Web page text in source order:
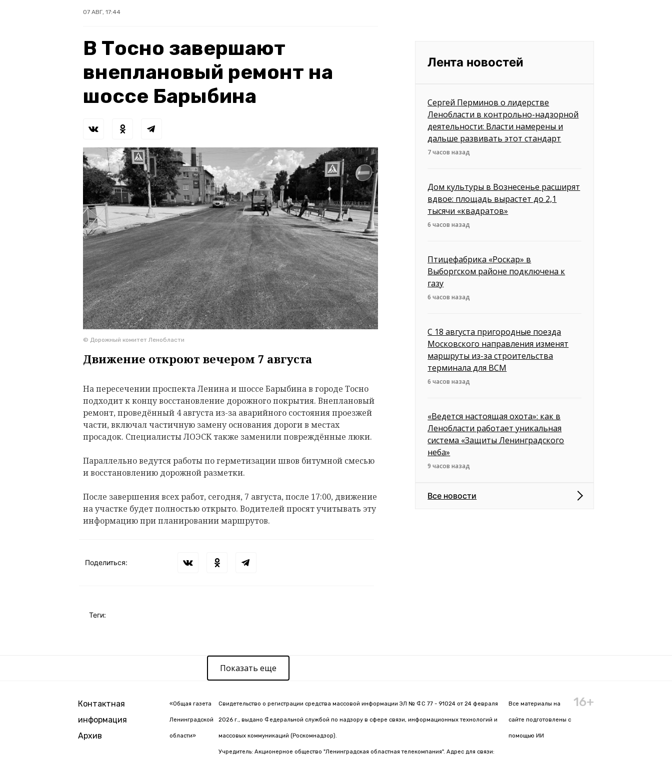
07 АВГ, 17:44
В Тосно завершают
внеплановый ремонт на
шоссе Барыбина
© Дорожный комитет Ленобласти
Движение откроют вечером 7 августа
На пересечении проспекта Ленина и шоссе Барыбина в городе Тосно
подходит к концу восстановление дорожного покрытия. Внеплановый
ремонт, проведённый 4 августа из-за аварийного состояния проезжей
части, включал частичную замену основания дороги в местах
просадок. Специалисты ЛОЭСК также заменили повреждённые люки.
Параллельно ведутся работы по герметизации швов битумной смесью
и восстановлению дорожной разметки.
После завершения всех работ, сегодня, 7 августа, после 17:00, движение
на участке будет полностью открыто. Водителей просят учитывать эту
информацию при планировании маршрутов.
Поделиться:
Теги:
Лента новостей
Сергей Перминов о лидерстве
Ленобласти в контрольно-надзорной
деятельности: Власти намерены и
дальше развивать этот стандарт
7 часов назад
Дом культуры в Вознесенье расширят
вдвое: площадь вырастет до 2,1
тысячи «квадратов»
6 часов назад
Птицефабрика «Роскар» в
Выборгском районе подключена к
газу
6 часов назад
С 18 августа пригородные поезда
Московского направления изменят
маршруты из-за строительства
терминала для ВСМ
6 часов назад
«Ведется настоящая охота»: как в
Ленобласти работает уникальная
система «Защиты Ленинградского
неба»
9 часов назад
Все новости
Показать еще
Контактная
информация
Архив
«Общая газета
Ленинградской
области»
Свидетельство о регистрации средства массовой информации ЭЛ № ФС 77 - 91024 от 24 февраля
2026 г., выдано Федеральной службой по надзору в сфере связи, информационных технологий и
массовых коммуникаций (Роскомнадзор).
Учредитель: Акционерное общество "Ленинградская областная телекомпания". Адрес для связи:
Все материалы на
сайте подготовлены с
помощью ИИ
16+